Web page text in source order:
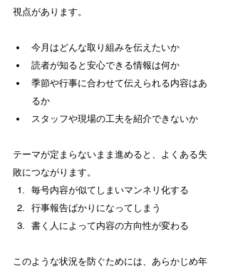
視点があります。
今月はどんな取り組みを伝えたいか
読者が知ると安心できる情報は何か
季節や行事に合わせて伝えられる内容はあ
るか
スタッフや現場の工夫を紹介できないか
テーマが定まらないまま進めると、よくある失
敗につながります。
毎号内容が似てしまいマンネリ化する
行事報告ばかりになってしまう
書く人によって内容の方向性が変わる
このような状況を防ぐためには、あらかじめ年